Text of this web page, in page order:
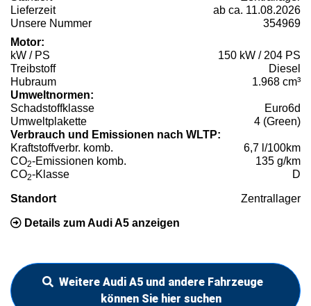
Lieferzeit
ab ca. 11.08.2026
Unsere Nummer
354969
Motor:
kW / PS
150 kW / 204 PS
Treibstoff
Diesel
Hubraum
1.968 cm³
Umweltnormen:
Schadstoffklasse
Euro6d
Umweltplakette
4 (Green)
Verbrauch und Emissionen nach WLTP:
Kraftstoffverbr. komb.
6,7 l/100km
CO2-Emissionen komb.
135 g/km
CO2-Klasse D
Standort Zentrallager
Details zum Audi A5 anzeigen
Weitere Audi A5 und andere Fahrzeuge
können Sie hier suchen